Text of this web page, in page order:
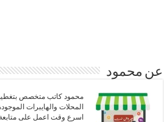
عن محمود
محمود كاتب متخصص
المحلات والهايبرات
اسرع وقت اعمل على